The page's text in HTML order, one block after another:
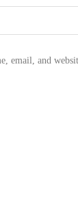
email, and